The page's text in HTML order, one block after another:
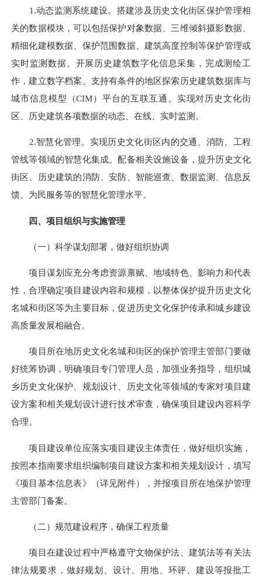
1.动态监测系统建设。搭建涉及历史文化街区保护管理相
关的数据模块，可以包括保护对象数据、三维倾斜摄影数据、
精细化建模数据、保护范围数据、建筑高度控制等保护管理或
实时监测数据。开展历史建筑数字化信息采集，完成测绘工
作，建立数字档案。支持有条件的地区探索历史建筑数据库与
城市信息模型（CIM）平台的互联互通。实现对历史文化街
区、历史建筑各项数据的动态、在线、实时监测。
2.智慧化管理。实现历史文化街区内的交通、消防、工程
管线等领域的智慧化集成。配备相关设施设备，提升历史文化
街区、历史建筑的消防、安防、智能巡查、数据监测、信息反
馈、为民服务等的智慧化管理水平。
四、项目组织与实施管理
（一）科学谋划部署，做好组织协调
项目谋划应充分考虑资源禀赋、地域特色、影响力和代表
性，合理确定项目建设内容和规模，以整体保护提升历史文化
名城和街区等为主要目标，促进历史文化保护传承和城乡建设
高质量发展相融合。
项目所在地历史文化名城和街区的保护管理主管部门要做
好统筹协调，明确项目专门管理人员，加强业务指导，组织城
乡历史文化保护、规划设计、历史文化等领域的专家对项目建
设方案和相关规划设计进行技术审查，确保项目建设内容科学
合理。
项目建设单位应落实项目建设主体责任，做好组织实施，
按照本指南要求组织编制项目建设方案和相关规划设计，填写
《项目基本信息表》（详见附件），并报项目所在地保护管理
主管部门备案。
（二）规范建设程序，确保工程质量
项目在建设过程中严格遵守文物保护法、建筑法等有关法
律法规要求，做好规划、设计、用地、环评、建设等报批工